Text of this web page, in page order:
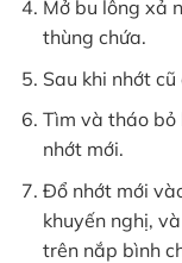
Mở bu lông xả
thùng chứa.
Sau khi nhớt
Tìm và tháo bỏ
nhớt mới.
Đổ nhớt mới
khuyến nghị,
trên nắp bình